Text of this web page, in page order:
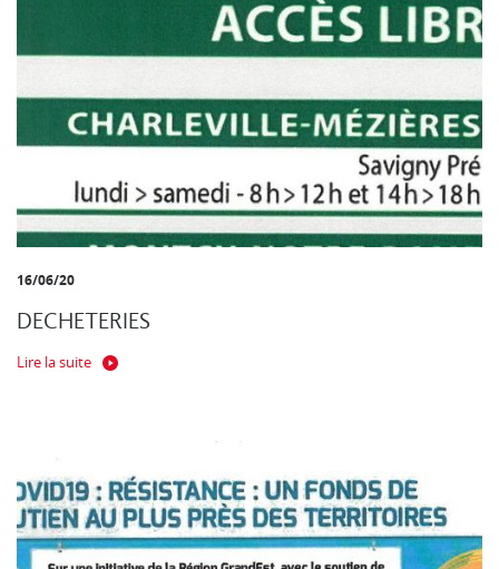
16/06/20
DECHETERIES
Lire la suite